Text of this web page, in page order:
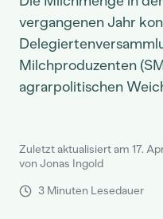
vergangenen Jahr
Milchproduzenten
agrarpolitischen
Zuletzt aktualisiert am 17.
von Jonas Ingold
3 Minuten Lesedauer